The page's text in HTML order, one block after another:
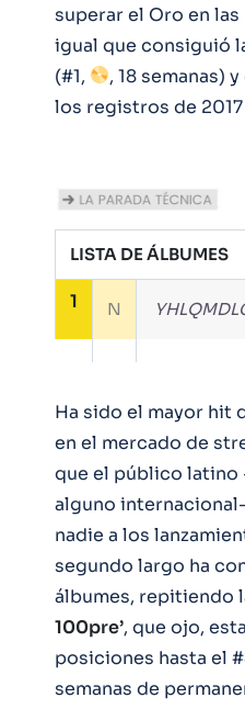
superar el Oro en
igual que consiguió
(#1,
, 18 semanas)
los registros de 2017
LISTA DE ÁLBUMES
1 N
Ha sido el mayor hit
en el mercado de
que el público latino
alguno
nadie a los
segundo largo ha
álbumes, repitiendo
100pre’, que ojo,
posiciones hasta el
semanas de